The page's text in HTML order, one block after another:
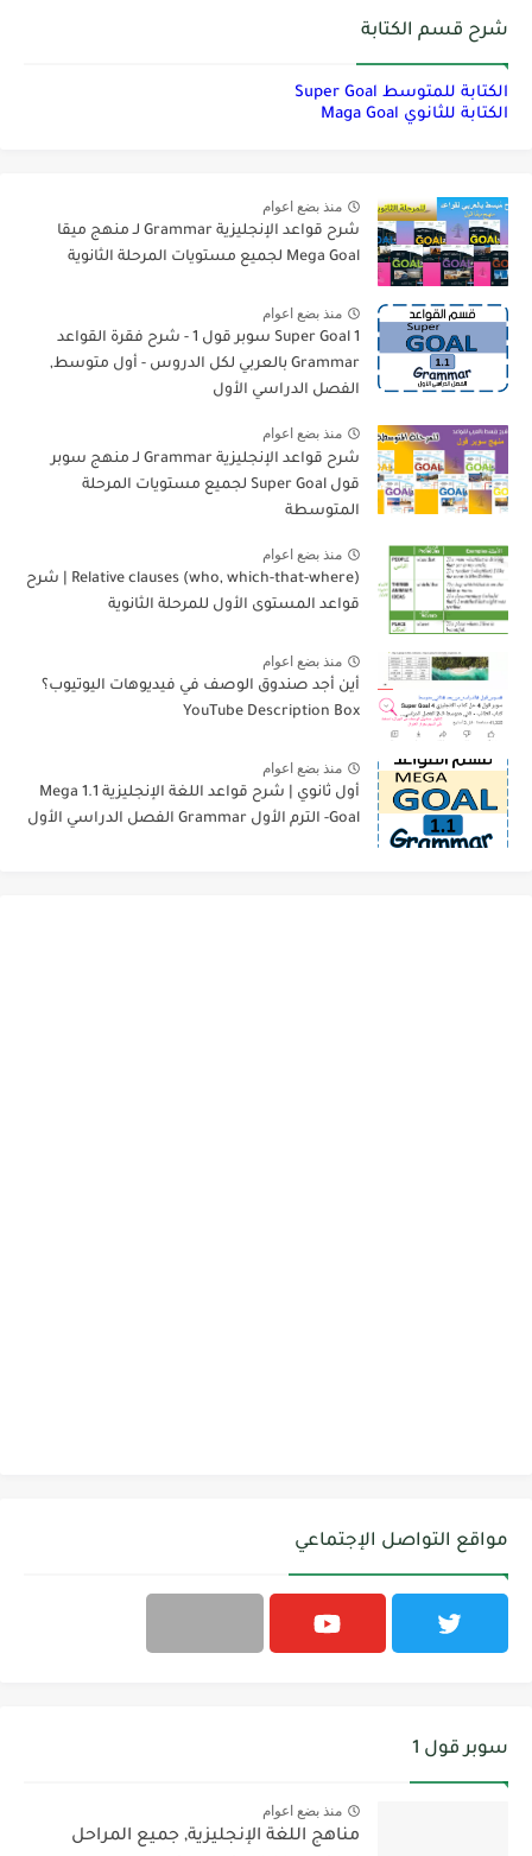
شرح قسم الكتابة
الكتابة للمتوسط Super Goal
الكتابة للثانوي Maga Goal
منذ بضع اعوام
شرح قواعد الإنجليزية Grammar لـ منهج ميقا
Mega Goal لجميع مستويات المرحلة الثانوية
منذ بضع اعوام
Super Goal 1 سوبر قول 1 - شرح فقرة القواعد
Grammar بالعربي لكل الدروس - أول متوسط,
الفصل الدراسي الأول
منذ بضع اعوام
شرح قواعد الإنجليزية Grammar لـ منهج سوبر
قول Super Goal لجميع مستويات المرحلة
المتوسطة
منذ بضع اعوام
Relative clauses (who, which-that-where) | شرح
قواعد المستوى الأول للمرحلة الثانوية
منذ بضع اعوام
أين أجد صندوق الوصف في فيديوهات اليوتيوب؟
YouTube Description Box
منذ بضع اعوام
أول ثانوي | شرح قواعد اللغة الإنجليزية 1.1 Mega
Goal- الترم الأول Grammar الفصل الدراسي الأول
مواقع التواصل الإجتماعي
سوبر قول 1
منذ بضع اعوام
مناهج اللغة الإنجليزية, جميع المراحل